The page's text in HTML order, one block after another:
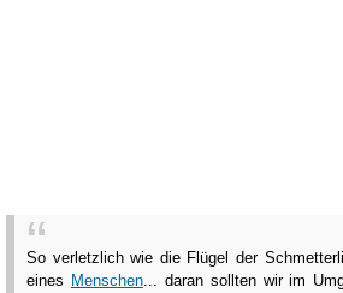
So verletzlich wie die Flügel der
eines Menschen... daran sollten wir im